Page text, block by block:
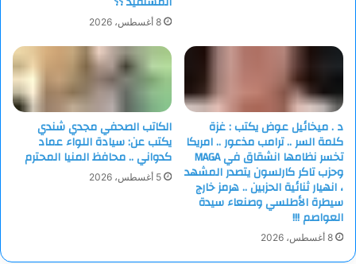
وانكسار سنوات سجن مريرة ..كنت لااذهب الي القاهرة الا لكي
اراه.. جالسا علي يسار مدخل صالة التحرير بالجريدة..يحب كل البشر
لايكره في العالم احد _حتي سجانيه_ سوي رفعت السعيد..لماذا نسيه
كل الاحبة يرتحلون ..السلام علي من اقام والسلام علي من
رحل..الموت سفر اتمني ان القي قريبا تلك الاوجه الحبيبة الغائبة !!
8 أغسطس، 2026
د . ميخائيل عوض يكتب : غزة
كلمة السر .. ترامب مذعور .. امريكا
تخسر نظامها انشقاق في MAGA
وحزب تاكر كارلسون يتصدر المشهد
، انهيار ثنائية الحزبين .. هرمز خارج
سيطرة الأطلسي وصنعاء سيدة
العواصم !!!
8 أغسطس، 2026
الكاتب الصحفي مجدي شندي
يكتب عن: سيادة اللواء عماد
كدواني .. محافظ المنيا المحترم
5 أغسطس، 2026